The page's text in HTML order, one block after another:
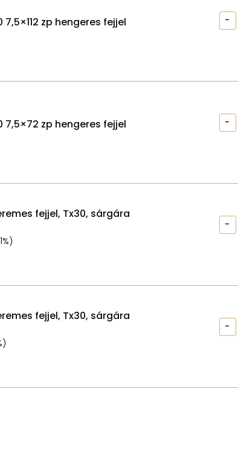
zp hengeres fejjel -
zp hengeres fejjel -
fejjel, Tx30, sárgára
-
fejjel, Tx30, sárgára
-